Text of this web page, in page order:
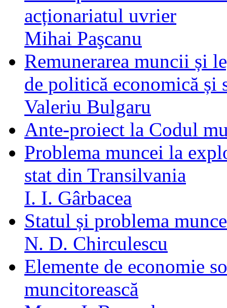
acționariatul uvrier
Mihai Paşcanu
Remunerarea muncii și
de politică economică și
Valeriu Bulgaru
Ante-proiect la Codul
Problema muncei la
stat din Transilvania
I. I. Gârbacea
Statul și problema
N. D. Chirculescu
Elemente de economie
muncitorească